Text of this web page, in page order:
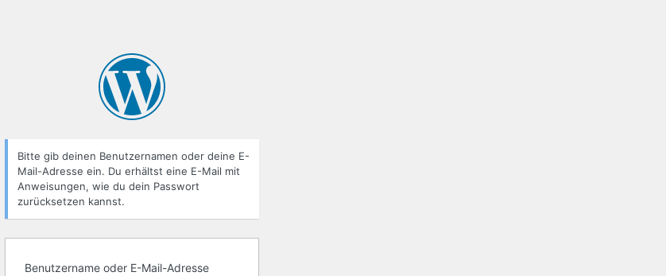
Bitte gib deinen Benutzernamen oder deine E-
Mail-Adresse ein. Du erhältst eine E-Mail mit
Anweisungen, wie du dein Passwort
zurücksetzen kannst.
Benutzername oder E-Mail-Adresse